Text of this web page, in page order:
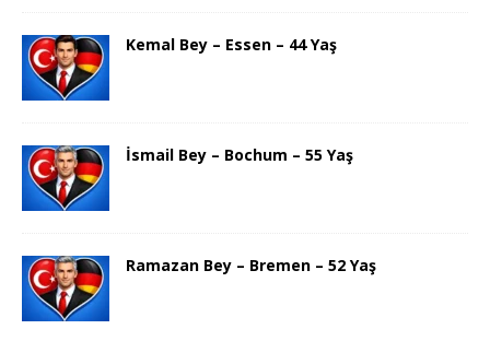
Kemal Bey – Essen – 44 Yaş
İsmail Bey – Bochum – 55 Yaş
Ramazan Bey – Bremen – 52 Yaş